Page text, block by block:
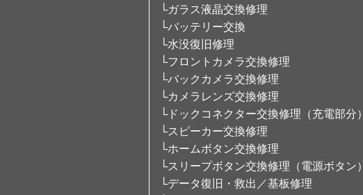
└ガラス液晶交換修理
└バッテリー交換
└水没復旧修理
└フロントカメラ交換修理
└バックカメラ交換修理
└カメラレンズ交換修理
└ドックコネクター交換修理（充電部分）
└スピーカー交換修理
└ホームボタン交換修理
└スリープボタン交換修理（電源ボタン）
└データ復旧・救出／基板修理